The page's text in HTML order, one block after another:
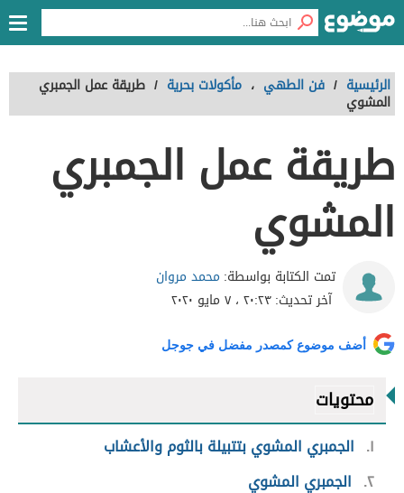
الرئيسية / فن الطهي ، مأكولات بحرية / طريقة عمل الجمبري
المشوي
طريقة عمل الجمبري
المشوي
تمت الكتابة بواسطة: محمد مروان
آخر تحديث:٢٠:٢٣ ، ٧ مايو ٢٠٢٠
أضف موضوع كمصدر مفضل في جوجل
محتويات
١
الجمبري المشوي بتتبيلة بالثوم والأعشاب
٢ الجمبري المشوي